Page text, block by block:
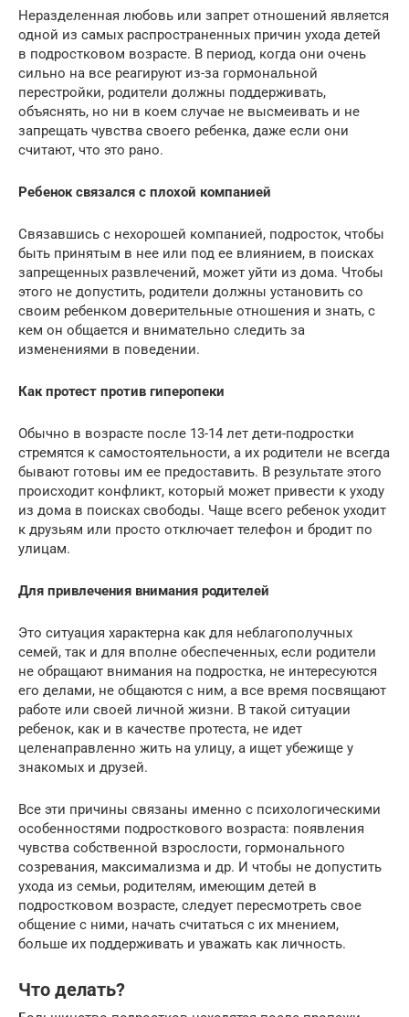
Неразделенная любовь или запрет отношений является
одной из самых распространенных причин ухода детей
в подростковом возрасте. В период, когда они очень
сильно на все реагируют из-за гормональной
перестройки, родители должны поддерживать,
объяснять, но ни в коем случае не высмеивать и не
запрещать чувства своего ребенка, даже если они
считают, что это рано.
Ребенок связался с плохой компанией
Связавшись с нехорошей компанией, подросток, чтобы
быть принятым в нее или под ее влиянием, в поисках
запрещенных развлечений, может уйти из дома. Чтобы
этого не допустить, родители должны установить со
своим ребенком доверительные отношения и знать, с
кем он общается и внимательно следить за
изменениями в поведении.
Как протест против гиперопеки
Обычно в возрасте после 13-14 лет дети-подростки
стремятся к самостоятельности, а их родители не всегда
бывают готовы им ее предоставить. В результате этого
происходит конфликт, который может привести к уходу
из дома в поисках свободы. Чаще всего ребенок уходит
к друзьям или просто отключает телефон и бродит по
улицам.
Для привлечения внимания родителей
Это ситуация характерна как для неблагополучных
семей, так и для вполне обеспеченных, если родители
не обращают внимания на подростка, не интересуются
его делами, не общаются с ним, а все время посвящают
работе или своей личной жизни. В такой ситуации
ребенок, как и в качестве протеста, не идет
целенаправленно жить на улицу, а ищет убежище у
знакомых и друзей.
Все эти причины связаны именно с психологическими
особенностями подросткового возраста: появления
чувства собственной взрослости, гормонального
созревания, максимализма и др. И чтобы не допустить
ухода из семьи, родителям, имеющим детей в
подростковом возрасте, следует пересмотреть свое
общение с ними, начать считаться с их мнением,
больше их поддерживать и уважать как личность.
Что делать?